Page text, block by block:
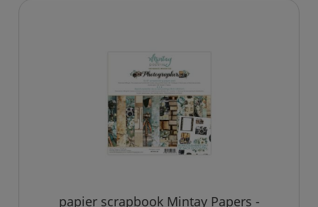
papier scrapbook Mintay Papers -